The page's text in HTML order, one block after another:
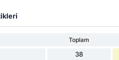
Toplam
38